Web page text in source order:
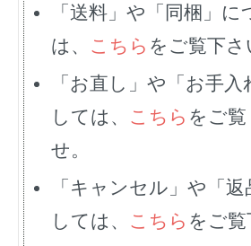
「送料」や「同梱」に
は、 こちら をご覧下さ
「お直し」や「お手入
しては、 こちら をご覧
せ。
「キャンセル」や「
しては、 こちら をご覧